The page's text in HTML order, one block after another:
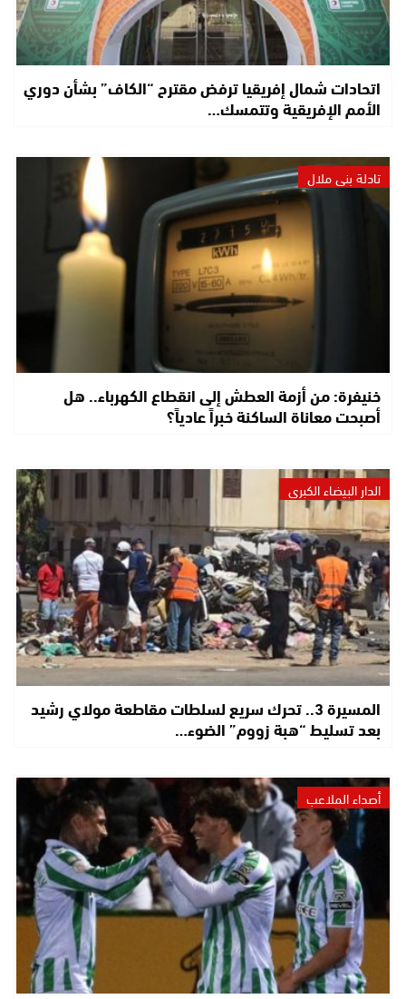
اتحادات شمال إفريقيا ترفض مقترح “الكاف” بشأن دوري
الأمم الإفريقية وتتمسك…
تادلة بني ملال
خنيفرة: من أزمة العطش إلى انقطاع الكهرباء.. هل
أصبحت معاناة الساكنة خبراً عادياً؟
الدار البيضاء الكبرى
المسيرة 3.. تحرك سريع لسلطات مقاطعة مولاي رشيد
بعد تسليط “هبة زووم” الضوء…
أصداء الملاعب